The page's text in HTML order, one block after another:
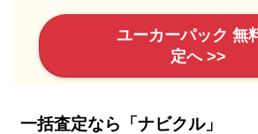
ユーカーパック 無
定へ >>
一括査定なら「ナビクル」